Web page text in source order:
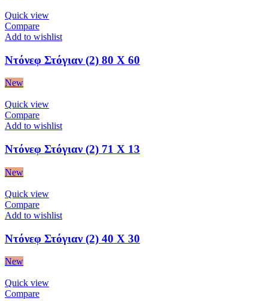
Quick view
Compare
Add to wishlist
Ντόνεφ Στόγιαν (2) 80 Χ 60
New
Quick view
Compare
Add to wishlist
Ντόνεφ Στόγιαν (2) 71 X 13
New
Quick view
Compare
Add to wishlist
Ντόνεφ Στόγιαν (2) 40 Χ 30
New
Quick view
Compare